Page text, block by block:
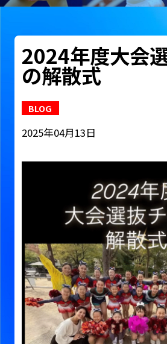
2024年度大会
の解散式
BLOG
2025年04月13日